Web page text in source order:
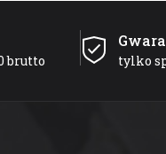
brutto tylko